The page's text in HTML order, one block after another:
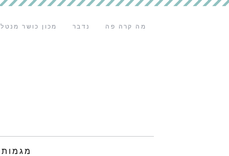
מה קרה פה נדבר מכון כושר